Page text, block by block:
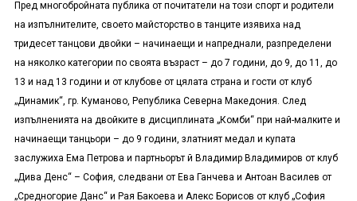
Пред многобройната публика от почитатели на този спорт и родители
на изпълнителите, своето майсторство в танците изявиха над
тридесет танцови двойки – начинаещи и напреднали, разпределени
на няколко категории по своята възраст – до 7 години, до 9, до 11, до
13 и над 13 години и от клубове от цялата страна и гости от клуб
„Динамик“, гр. Куманово, Република Северна Македония. След
изпълненията на двойките в дисциплината „Комби“ при най-малките и
начинаещи танцьори – до 9 години, златният медал и купата
заслужиха Ема Петрова и партньорът й Владимир Владимиров от клуб
„Дива Денс“ – София, следвани от Ева Ганчева и Антоан Василев от
„Средногорие Данс“ и Рая Бакоева и Алекс Борисов от клуб „София